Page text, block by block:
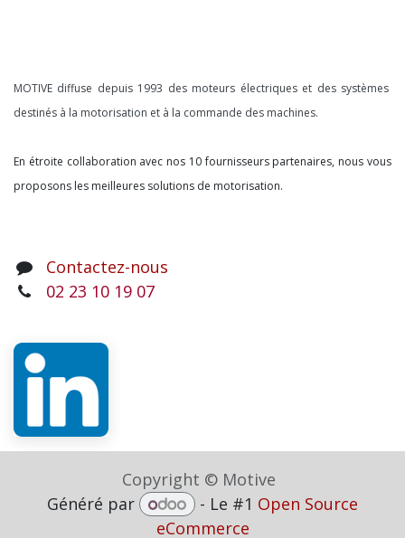
MOTIVE diffuse depuis 1993 des moteurs électriques et des systèmes
destinés à la motorisation et à la commande des machines.
En étroite collaboration avec nos 10 fournisseurs partenaires, nous vous
proposons les meilleures solutions de motorisation.
Contactez-nous
02 23 10 19 07
Copyright © Motive
Généré par
- Le #1 Open Source
eCommerce